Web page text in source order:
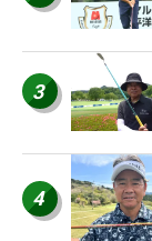
3
4